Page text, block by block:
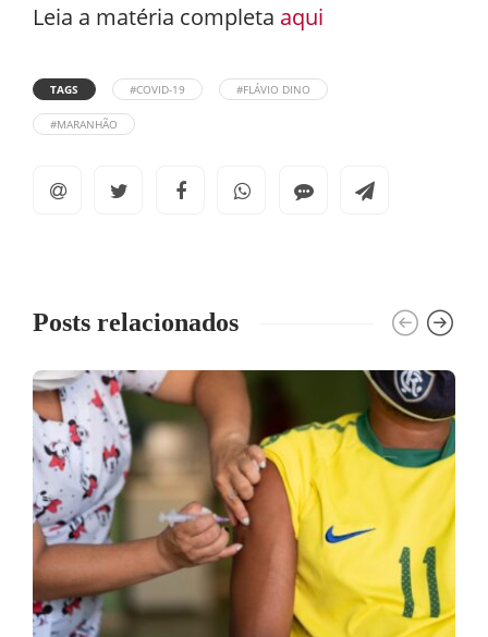
Leia a matéria completa aqui
TAGS #COVID-19 #FLÁVIO DINO
#MARANHÃO
Posts relacionados